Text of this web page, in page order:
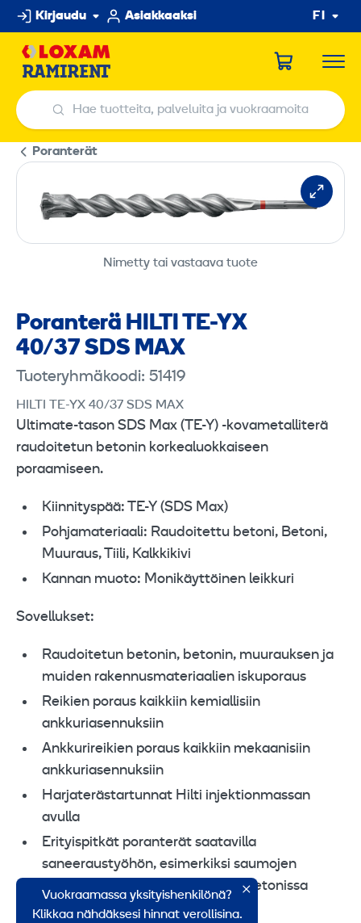
Hyppää
sisältöön
Kirjaudu Asiakkaaksi FI
Hae tuotteita, palveluita ja vuokraamoita
Hae tuotteita, palveluita ja vuokraamoita
Poranterät
Nimetty tai vastaava tuote
Poranterä HILTI TE-YX
40/37 SDS MAX
Tuoteryhmäkoodi: 51419
HILTI TE-YX 40/37 SDS MAX
Ultimate-tason SDS Max (TE-Y) -kovametalliterä
raudoitetun betonin korkealuokkaiseen
poraamiseen.
Kiinnityspää: TE-Y (SDS Max)
Pohjamateriaali: Raudoitettu betoni, Betoni,
Muuraus, Tiili, Kalkkikivi
Kannan muoto: Monikäyttöinen leikkuri
Sovellukset:
Raudoitetun betonin, betonin, muurauksen ja
muiden rakennusmateriaalien iskuporaus
Reikien poraus kaikkiin kemiallisiin
ankkuriasennuksiin
Ankkurireikien poraus kaikkiin mekaanisiin
ankkuriasennuksiin
Harjaterästartunnat Hilti injektionmassan
avulla
Erityispitkät poranterät saatavilla
saneeraustyöhön, esimerkiksi saumojen
tiivistämiseen muurauksessa ja betonissa
vedenläpäisyn estämiseksi
Vuokraamassa yksityishenkilönä?
Klikkaa nähdäksesi hinnat verollisina.